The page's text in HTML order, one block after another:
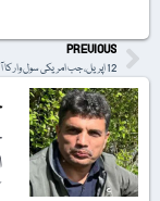
PREVIOUS
12 اپریل، جب امریکی سول وار کا آغاز ہوا